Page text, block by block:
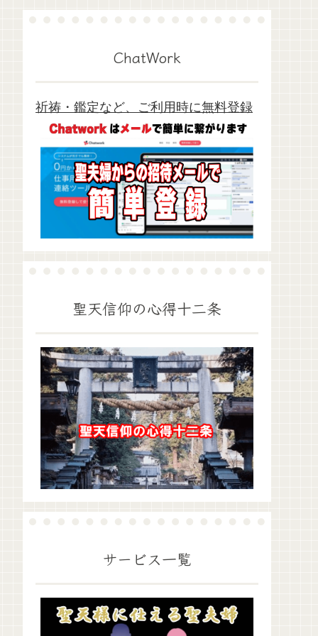
ChatWork
祈祷・鑑定など、ご利用時に無料登録
聖天信仰の心得十二条
サービス一覧